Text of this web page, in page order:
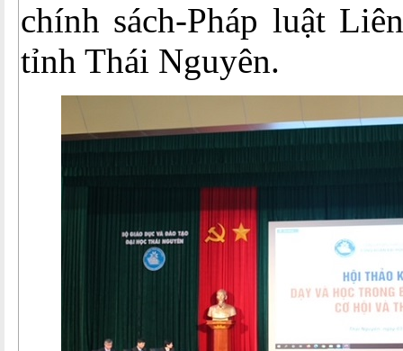
chính sách-Pháp luật
tỉnh Thái Nguyên.